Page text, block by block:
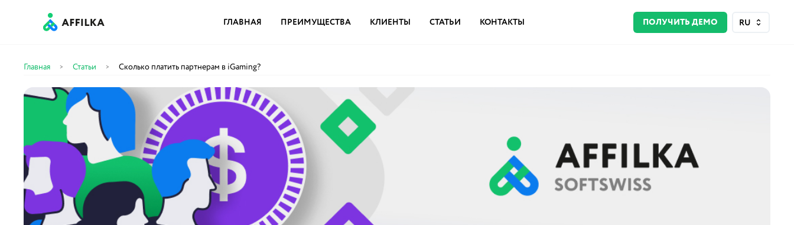
ГЛАВНАЯ ПРЕИМУЩЕСТВА КЛИЕНТЫ СТАТЬИ КОНТАКТЫ ПОЛУЧИТЬ ДЕМО RU
Главная > Статьи > Сколько платить партнерам в iGaming?